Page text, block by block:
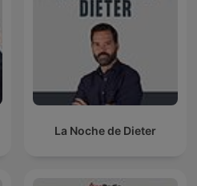
La Noche de Dieter